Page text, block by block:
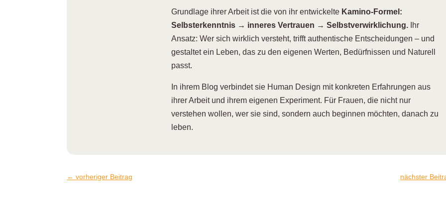
Grundlage ihrer Arbeit ist die von ihr entwickelte Kamino-Formel:
Selbsterkenntnis → inneres Vertrauen → Selbstverwirklichung. Ihr
Ansatz: Wer sich wirklich versteht, trifft authentische Entscheidungen – und
gestaltet ein Leben, das zu den eigenen Werten, Bedürfnissen und Naturell
passt.
n ihrem Blog verbindet sie Human Design mit konkreten Erfahrungen aus
ihrer Arbeit und ihrem eigenen Experiment. Für Frauen, die nicht nur
verstehen wollen, wer sie sind, sondern auch beginnen möchten, danach zu
leben.
←vorheriger Beitrag nächster